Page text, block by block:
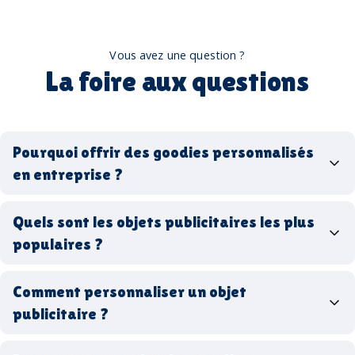
Vous avez une question ?
La foire aux questions
Pourquoi offrir des goodies personnalisés
en entreprise ?
Quels sont les objets publicitaires les plus
populaires ?
stylos personnalisés
tote bags publicitaires
gourdes réutilisables
Comment personnaliser un objet
publicitaire ?